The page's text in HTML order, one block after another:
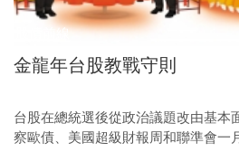
股債前線
金龍年台股教戰守則
台股在總統選後從政治議題改由基本
察歐債、美國超級財報周和聯準會一